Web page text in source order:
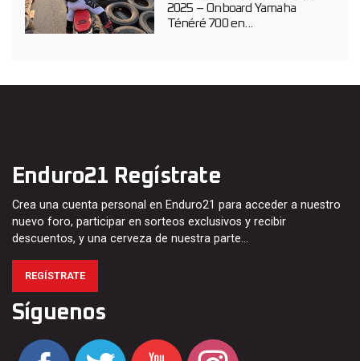
2025 – Onboard Yamaha
Ténéré 700 en...
Enduro21 Regístrate
Crea una cuenta personal en Enduro21 para acceder a nuestro
nuevo foro, participar en sorteos exclusivos y recibir
descuentos, y una cerveza de nuestra parte…
REGÍSTRATE
Síguenos